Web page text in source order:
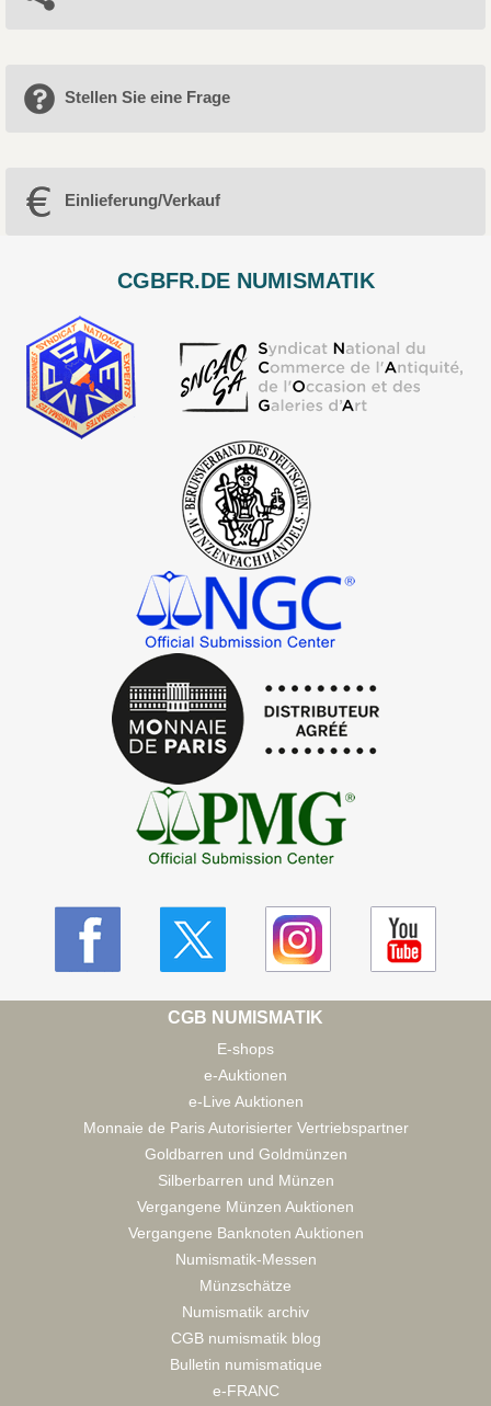
Stellen Sie eine Frage
Einlieferung/Verkauf
CGBFR.DE NUMISMATIK
CGB NUMISMATIK
E-shops
e-Auktionen
e-Live Auktionen
Monnaie de Paris Autorisierter Vertriebspartner
Goldbarren und Goldmünzen
Silberbarren und Münzen
Vergangene Münzen Auktionen
Vergangene Banknoten Auktionen
Numismatik-Messen
Münzschätze
Numismatik archiv
CGB numismatik blog
Bulletin numismatique
e-FRANC